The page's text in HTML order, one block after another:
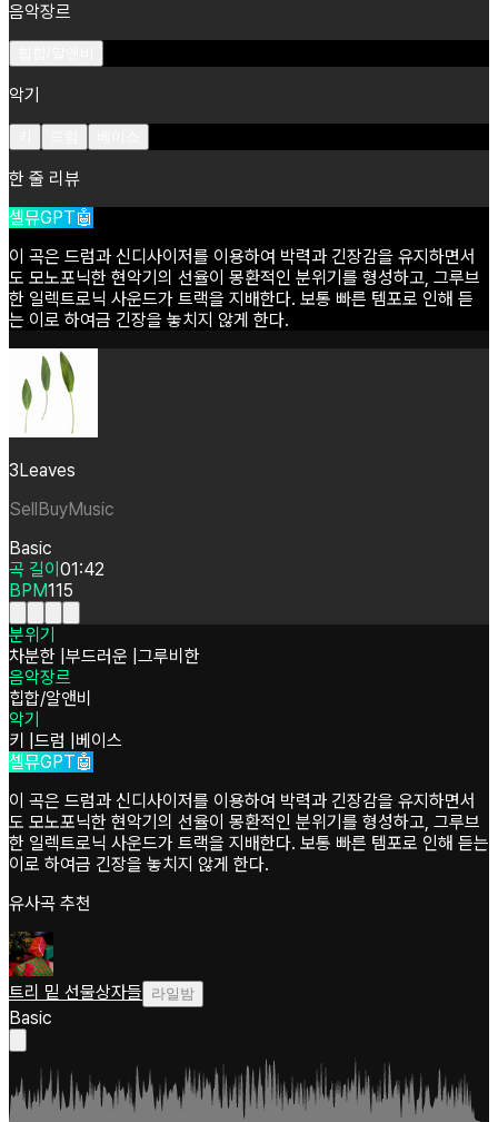
음악장르
악기
한 줄 리뷰
셀뮤GPT🤖
이 곡은 드럼과 신디사이저를 이용하여 박력과 긴장감을 유지하면서
도 모노포닉한 현악기의 선율이 몽환적인 분위기를 형성하고, 그루브
한 일렉트로닉 사운드가 트랙을 지배한다. 보통 빠른 템포로 인해 듣
는 이로 하여금 긴장을 놓치지 않게 한다.
3Leaves
SellBuyMusic
Basic
곡 길이 01:42
BPM115
분위기
차분한 부드러운 그루비한
음악장르
힙합/알앤비
악기
키 드럼
베이스
셀뮤GPT🤖
이 곡은 드럼과 신디사이저를 이용하여 박력과 긴장감을 유지하면서
도 모노포닉한 현악기의 선율이 몽환적인 분위기를 형성하고, 그루브
한 일렉트로닉 사운드가 트랙을 지배한다. 보통 빠른 템포로 인해 듣는
이로 하여금 긴장을 놓치지 않게 한다.
유사곡 추천
트리 밑 선물상자들 라일밤
Basic